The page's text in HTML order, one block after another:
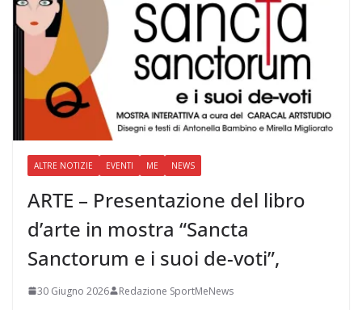
ALTRE NOTIZIE EVENTI ME NEWS
ARTE – Presentazione del libro
d’arte in mostra “Sancta
Sanctorum e i suoi de-voti”,
30 Giugno 2026 Redazione SportMeNews